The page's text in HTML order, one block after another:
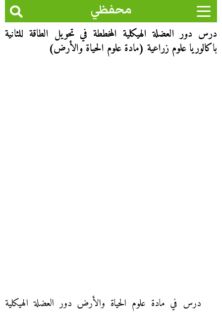
محفظي
درس دور العضلة الهيكلية المخططة في تحويل الطاقة للثانية
باكالوريا علوم زراعية (مادة علوم الحياة والأرض)
درس في مادة علوم الحياة والأرض دور العضلة الهيكلية